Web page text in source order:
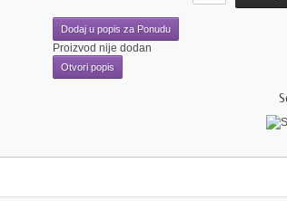
Dodaj u popis za Ponudu
Proizvod nije dodan
Otvori popis